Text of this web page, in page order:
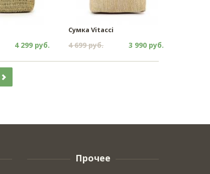
4 299 руб.
Сумка Vitacci
4 699 руб. 3 990 руб.
Прочее